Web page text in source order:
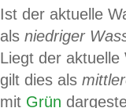
Ist der aktuelle
als niedriger
Liegt der
gilt dies als
mit Grün